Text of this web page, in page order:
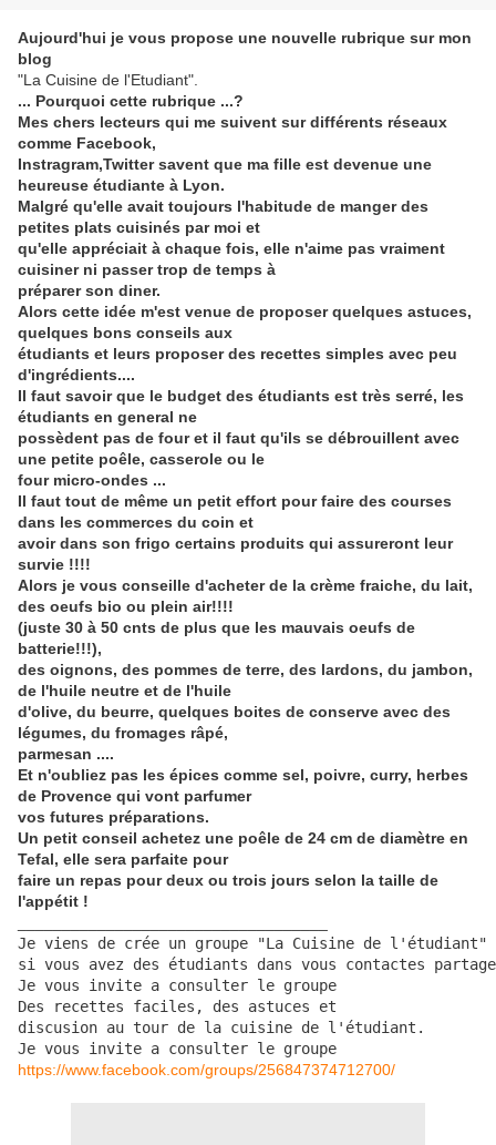
Aujourd'hui je vous propose une nouvelle rubrique sur mon
blog
"La Cuisine de l'Etudiant".
... Pourquoi cette rubrique ...?
Mes chers lecteurs qui me suivent sur différents réseaux
comme Facebook,
Instragram,Twitter savent que ma fille est devenue une
heureuse étudiante à Lyon.
Malgré qu'elle avait toujours l'habitude de manger des
petites plats cuisinés par moi et
qu'elle appréciait à chaque fois, elle n'aime pas vraiment
cuisiner ni passer trop de temps à
préparer son diner.
Alors cette idée m'est venue de proposer quelques astuces,
quelques bons conseils aux
étudiants et leurs proposer des recettes simples avec peu
d'ingrédients....
Il faut savoir que le budget des étudiants est très serré, les
étudiants en general ne
possèdent pas de four et il faut qu'ils se débrouillent avec
une petite poêle, casserole ou le
four micro-ondes ...
Il faut tout de même un petit effort pour faire des courses
dans les commerces du coin et
avoir dans son frigo certains produits qui assureront leur
survie !!!!
Alors je vous conseille d'acheter de la crème fraiche, du lait,
des oeufs bio ou plein air!!!!
(juste 30 à 50 cnts de plus que les mauvais oeufs de
batterie!!!),
des oignons, des pommes de terre, des lardons, du jambon,
de l'huile neutre et de l'huile
d'olive, du beurre, quelques boites de conserve avec des
légumes, du fromages râpé,
parmesan ....
Et n'oubliez pas les épices comme sel, poivre, curry, herbes
de Provence qui vont parfumer
vos futures préparations.
Un petit conseil achetez une poêle de 24 cm de diamètre en
Tefal, elle sera parfaite pour
faire un repas pour deux ou trois jours selon la taille de
l'appétit !
Je viens de crée un groupe "La Cuisine de l'étudiant"
si vous avez des étudiants dans vous contactes
Je vous invite a consulter le groupe
Des recettes faciles, des astuces et
discusion au tour de la cuisine de l'étudiant.
Je vous invite a consulter le groupe
https://www.facebook.com/groups/256847374712700/